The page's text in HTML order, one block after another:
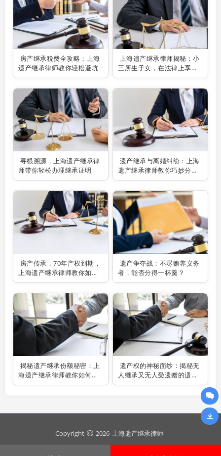
房产继承税费全攻略：上海
遗产继承律师教你轻松避坑
上海遗产继承律师揭秘：小
三所生子女，在法律上享有
何种继承权？
寻根溯源，上海遗产继承律
师带你轻松办理继承证明
遗产继承与离婚纠纷：上海
遗产继承律师教你巧妙分割
财产
房产传承，70年产权到期，
上海遗产继承律师教你如何
维权
遗产争夺战：不尽赡养义务
者，能否分得一杯羹？
揭秘遗产继承份额秘密：上
海遗产继承律师教你如何公
平分割
遗产权的神秘面纱：揭秘无
人继承又无人受遗赠的遗产
之谜
Copyright 2026 上海遗产继承律师